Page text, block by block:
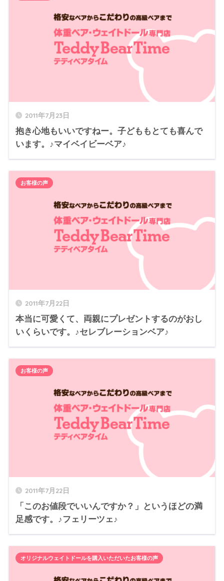
2011年7月23日
抱き心地もいいですねー。子どももとても喜んで
います。♪マイベイビーベア♪
2011年7月22日
本当に可愛くて、両親にプレゼントするのがおし
いくらいです。♪セレブレーションベア♪
お客様の声
2011年7月22日
「このお値段でいいんですか？」というほどの満
足感です。♪フェリーツェ♪
お客様の声
オリジナルウェイトドールを購入いただいたお客様の声